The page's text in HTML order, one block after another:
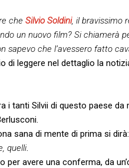
che Silvio Soldini, il bravissimo
un nuovo film? Si chiamerà
sapevo che l’avessero fatto
di leggere nel dettaglio la
i tanti Silvii di questo paese
sana di mente di prima si dirà:
quelli.
per avere una conferma, da